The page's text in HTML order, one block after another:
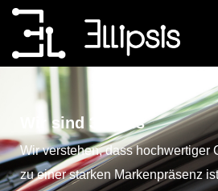
Wir sind 3llipsis
Wir verstehen, dass hochwertiger
zu einer starken Markenpräsenz